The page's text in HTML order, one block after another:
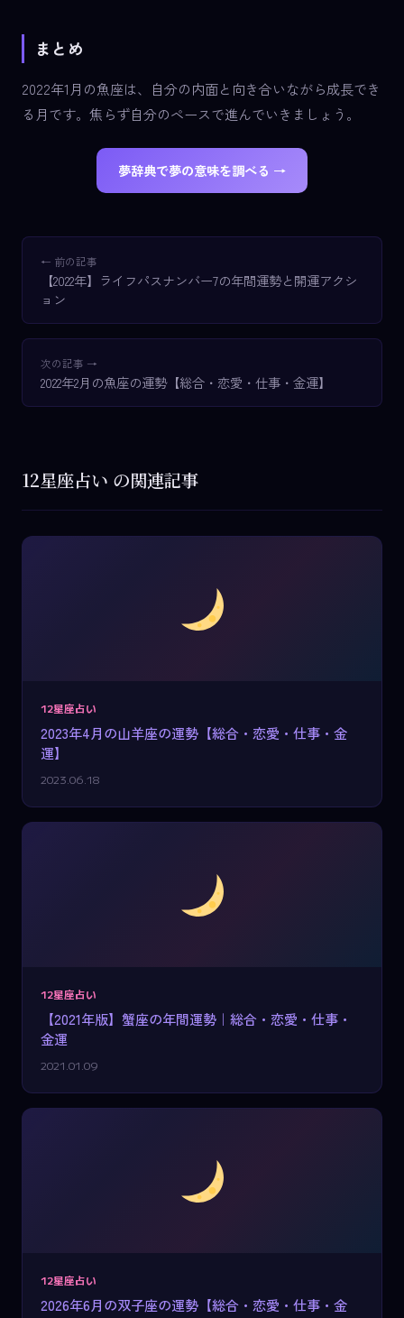
まとめ
2022年1月の魚座は、自分の内面と向き合いながら成長でき
る月です。焦らず自分のペースで進んでいきましょう。
夢辞典で夢の意味を調べる →
← 前の記事
【2022年】ライフパスナンバー7の年間運勢と開運アクシ
ョン
次の記事 →
2022年2月の魚座の運勢【総合・恋愛・仕事・金運】
12星座占い の関連記事
12星座占い
2023年4月の山羊座の運勢【総合・恋愛・仕事・金
運】
2023.06.18
12星座占い
【2021年版】蟹座の年間運勢｜総合・恋愛・仕事・
金運
2021.01.09
12星座占い
2026年6月の双子座の運勢【総合・恋愛・仕事・金